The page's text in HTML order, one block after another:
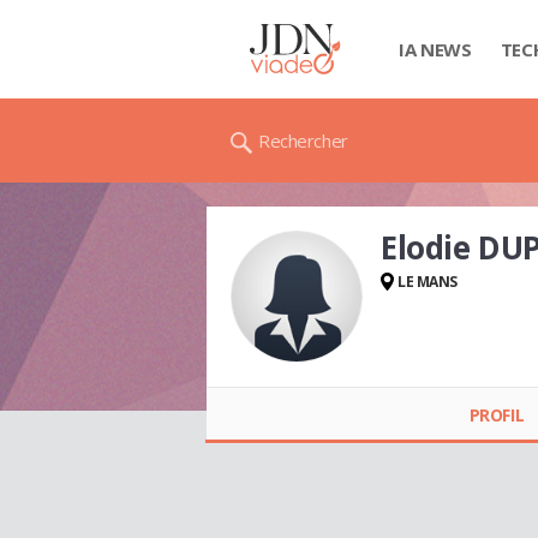
IA NEWS
Rechercher
Elodie
LE MANS
PROFIL